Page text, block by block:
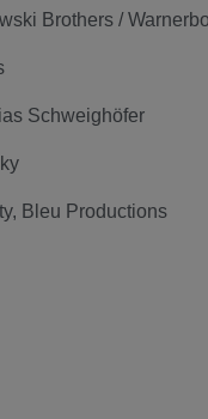
Brothers /
Schweighöfer
Bleu Productions